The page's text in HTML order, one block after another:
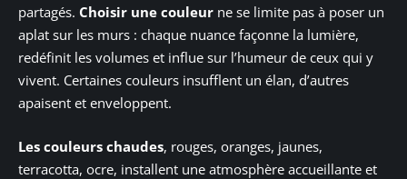
partagés. Choisir une couleur ne se limite pas à poser un
aplat sur les murs : chaque nuance façonne la lumière,
redéfinit les volumes et influe sur l’humeur de ceux qui y
vivent. Certaines couleurs insufflent un élan, d’autres
apaisent et enveloppent.
Les couleurs chaudes, rouges, oranges, jaunes,
terracotta, ocre, installent une atmosphère accueillante et